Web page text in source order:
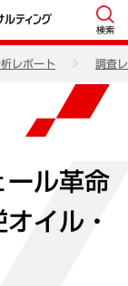
検索
レポート 調査
ール革命
イル・